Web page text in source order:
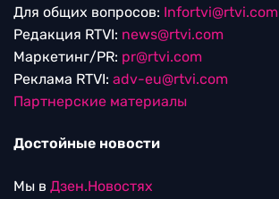
Для общих вопросов: Infortvi@rtvi.com
Редакция RTVI: news@rtvi.com
Маркетинг/PR: pr@rtvi.com
Реклама RTVI: adv-eu@rtvi.com
Партнерские материалы
Достойные новости
Мы в Дзен.Новостях